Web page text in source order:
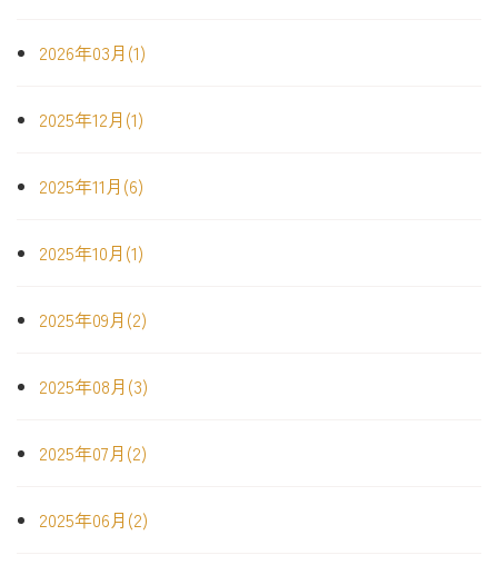
2026年03月(1)
2025年12月(1)
2025年11月(6)
2025年10月(1)
2025年09月(2)
2025年08月(3)
2025年07月(2)
2025年06月(2)